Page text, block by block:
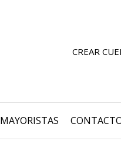
CREAR
MAYORISTAS